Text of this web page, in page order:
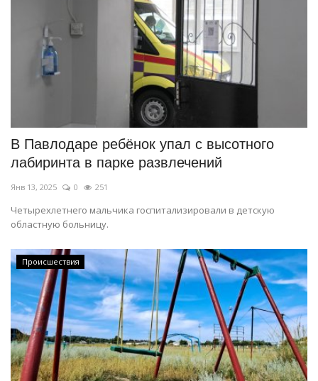
В Павлодаре ребёнок упал с высотного
лабиринта в парке развлечений
Янв 13, 2025 0 251
Четырехлетнего мальчика госпитализировали в детскую
областную больницу.
Происшествия